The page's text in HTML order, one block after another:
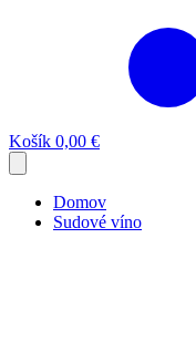
Košík 0,00 €
Domov
Sudové víno